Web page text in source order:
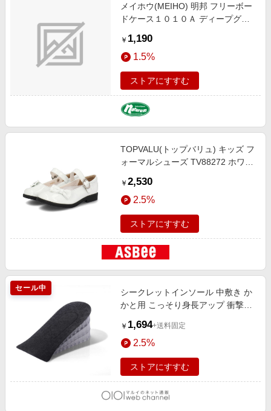
メイホウ(MEIHO) 明邦 フリーボー
ドケース１０１０Ａ ディープグリ
￥ 1,190
1.5%
ストアにすすむ
TOPVALU(トップバリュ) キッズ フ
ォーマルシューズ TV88272 ホワイ
￥ 2,530
2.5%
ストアにすすむ
セール中
シークレットインソール 中敷き か
かと用 こっそり身長アップ 衝撃吸
￥ 1,694+送料固定
2.5%
ストアにすすむ